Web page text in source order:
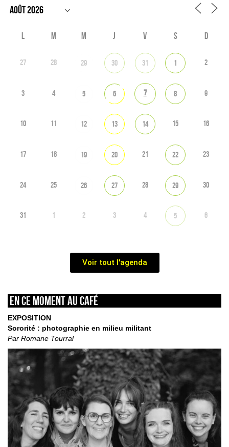
L M M J V S D
27 28 29 30 31 1 2
3 4 5 6 7 8 9
10 11 12 13 14 15 16
17 18 19 20 21 22 23
24 25 26 27 28 29 30
31 1 2 3 4 5 6
Voir tout l'agenda
En ce moment au café
EXPOSITION
Sororité : photographie en milieu militant
Par Romane Tourral